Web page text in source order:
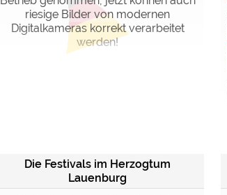
riesige Bilder von modernen
Digitalkameras korrekt verarbeitet
werden!
Die Festivals im Herzogtum
Lauenburg